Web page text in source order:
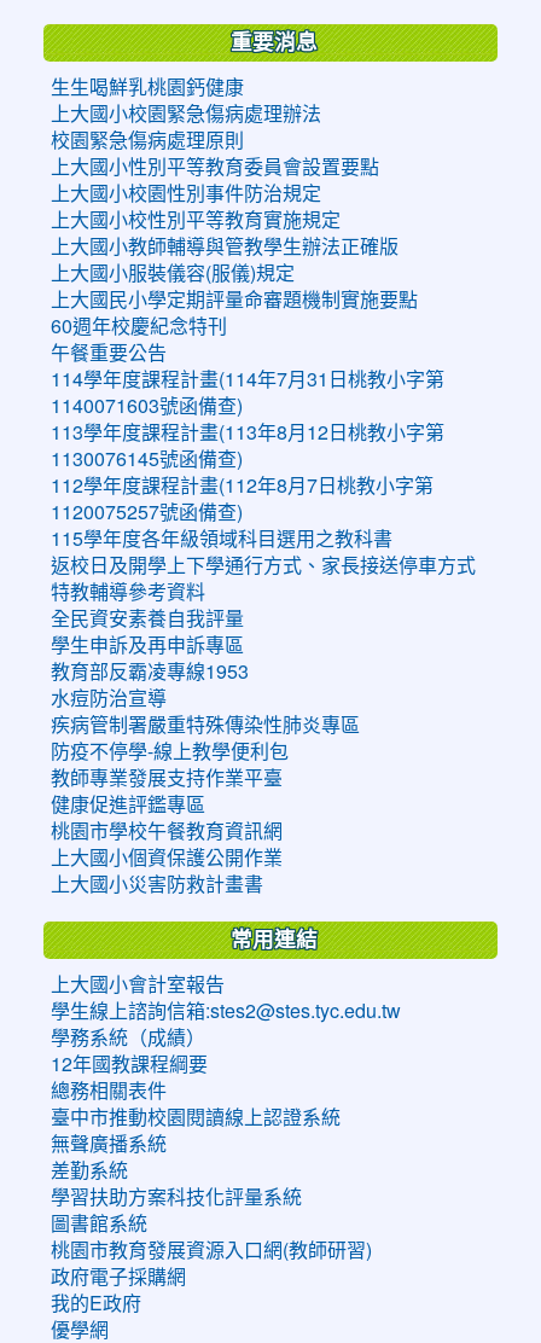
重要消息
生生喝鮮乳桃園鈣健康
上大國小校園緊急傷病處理辦法
校園緊急傷病處理原則
上大國小性別平等教育委員會設置要點
上大國小校園性別事件防治規定
上大國小校性別平等教育實施規定
上大國小教師輔導與管教學生辦法正確版
上大國小服裝儀容(服儀)規定
上大國民小學定期評量命審題機制實施要點
60週年校慶紀念特刊
午餐重要公告
114學年度課程計畫(114年7月31日桃教小字第
1140071603號函備查)
113學年度課程計畫(113年8月12日桃教小字第
1130076145號函備查)
112學年度課程計畫(112年8月7日桃教小字第
1120075257號函備查)
115學年度各年級領域科目選用之教科書
返校日及開學上下學通行方式、家長接送停車方式
特教輔導參考資料
全民資安素養自我評量
學生申訴及再申訴專區
教育部反霸凌專線1953
水痘防治宣導
疾病管制署嚴重特殊傳染性肺炎專區
防疫不停學-線上教學便利包
教師專業發展支持作業平臺
健康促進評鑑專區
桃園市學校午餐教育資訊網
上大國小個資保護公開作業
上大國小災害防救計畫書
常用連結
上大國小會計室報告
學生線上諮詢信箱:stes2@stes.tyc.edu.tw
學務系統（成績）
12年國教課程綱要
總務相關表件
臺中市推動校園閱讀線上認證系統
無聲廣播系統
差勤系統
學習扶助方案科技化評量系統
圖書館系統
桃園市教育發展資源入口網(教師研習)
政府電子採購網
我的E政府
優學網